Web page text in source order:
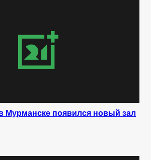
Мурманске появился новый зал